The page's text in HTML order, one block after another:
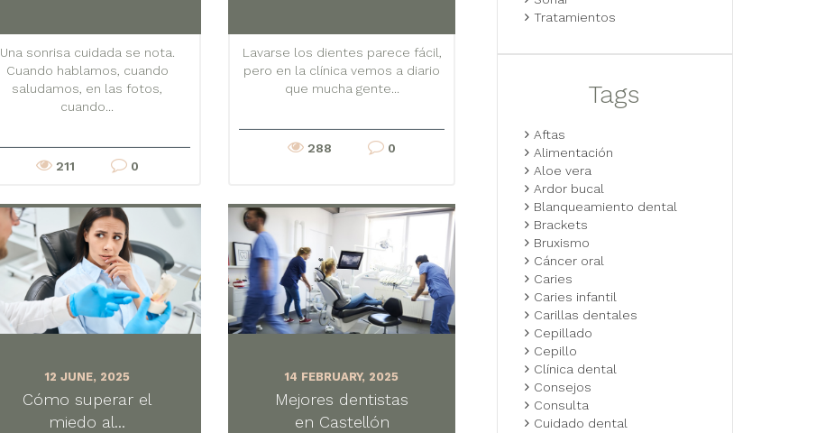
Una sonrisa cuidada se nota.
Cuando hablamos, cuando
saludamos, en las fotos,
cuando...
211 0
Lavarse los dientes parece fácil,
pero en la clínica vemos a diario
que mucha gente...
288 0
12 JUNE, 2025
Cómo superar el
miedo al...
14 FEBRUARY, 2025
Mejores dentistas
en Castellón
Tratamientos
Tags
Aftas
Alimentación
Aloe vera
Ardor bucal
Blanqueamiento dental
Brackets
Bruxismo
Cáncer oral
Caries
Caries infantil
Carillas dentales
Cepillado
Cepillo
Clínica dental
Consejos
Consulta
Cuidado dental